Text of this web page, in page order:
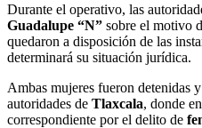
Durante el operativo, las
Guadalupe “N” sobre el motivo
quedaron a disposición de las
determinará su situación jurídica.
Ambas mujeres fueron detenidas
autoridades de Tlaxcala, donde
correspondiente por el delito de